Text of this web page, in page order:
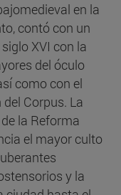
en la
contó con un
XVI con la
del óculo
como con el
Corpus. La
la Reforma
el mayor culto
y la